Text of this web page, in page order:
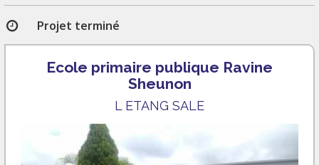
Projet terminé
Ecole primaire publique Ravine
Sheunon
L ETANG SALE